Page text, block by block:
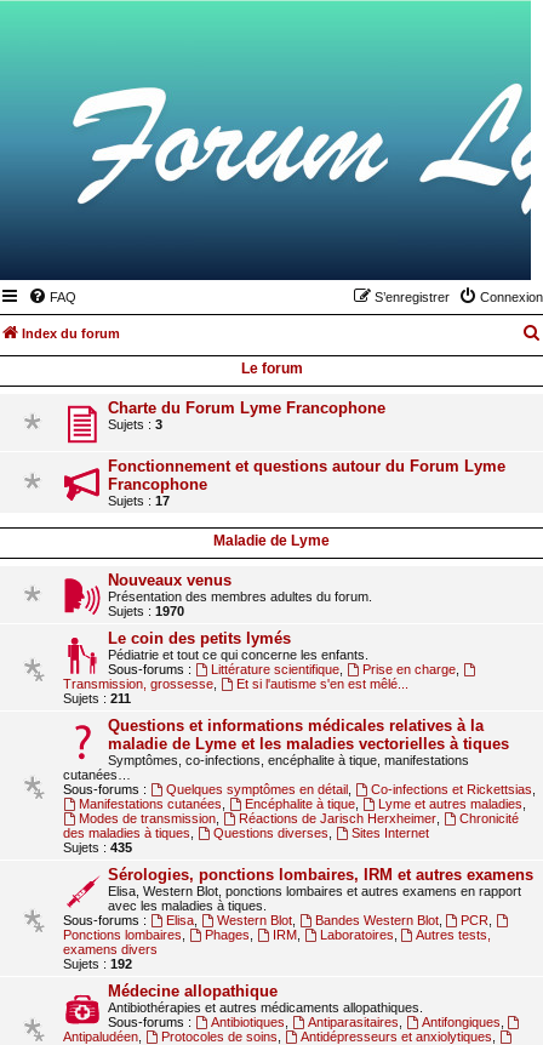
FAQ Connexion
S’enregistrer
Index du forum
Le forum
Charte du Forum Lyme Francophone
Sujets : 3
Fonctionnement et questions autour du Forum Lyme
Francophone
Sujets : 17
Maladie de Lyme
Nouveaux venus
Présentation des membres adultes du forum.
Sujets : 1970
Le coin des petits lymés
Pédiatrie et tout ce qui concerne les enfants.
Sous-forums :
Littérature scientifique, Prise en charge,
Transmission, grossesse
Et si l'autisme s'en est mêlé...
Sujets : 211
Questions et informations médicales relatives à la
maladie de Lyme et les maladies vectorielles à tiques
Symptômes, co-infections, encéphalite à tique, manifestations
cutanées…
Sous-forums :
Quelques symptômes en détail, Co-infections et Rickettsias
Manifestations cutanées
Encéphalite à tique, Lyme et autres maladies
Modes de transmission, Réactions de Jarisch Herxheimer,
Chronicité
des maladies à tiques
Questions diverses
Sites Internet
Sujets : 435
Sérologies, ponctions lombaires, IRM et autres examens
Elisa, Western Blot, ponctions lombaires et autres examens en rapport
avec les maladies à tiques.
Sous-forums :
Elisa, Western Blot, Bandes Western Blot, PCR
Ponctions lombaires
Phages IRM, Laboratoires
Autres tests,
examens divers
Sujets : 192
Médecine allopathique
Antibiothérapies et autres médicaments allopathiques.
Sous-forums :
Antibiotiques Antiparasitaires Antifongiques
Antipaludéen
Protocoles de soins Antidépresseurs et anxiolytiques